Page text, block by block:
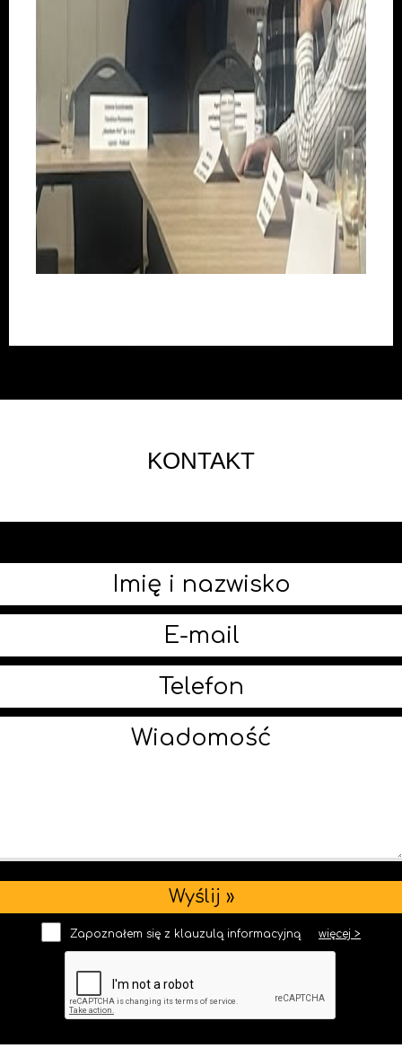
KONTAKT
Zapoznałem się z klauzulą informacyjną więcej >